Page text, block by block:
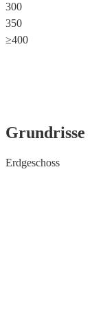
300
350
≥400
Grundrisse
Erdgeschoss